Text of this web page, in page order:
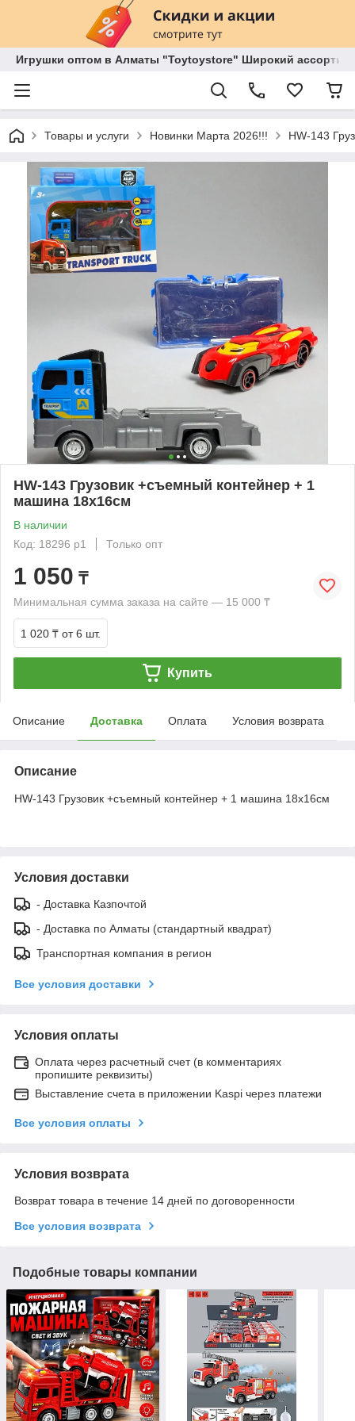
Игрушки оптом в Алматы "Toytoystore" Широкий
Товары и услуги Новинки Марта 2026!!! HW-143
HW-143 Грузовик +съемный контейнер + 1
машина 18х16см
В наличии
Код: 18296 р1
Только опт
1 050 ₸
Минимальная сумма заказа на сайте — 15 000 ₸
1 020 ₸ от 6 шт.
Купить
Описание Доставка Оплата Условия возврата
Описание
HW-143 Грузовик +съемный контейнер + 1 машина 18х16см
Условия доставки
- Доставка Казпочтой
- Доставка по Алматы (стандартный квадрат)
Транспортная компания в регион
Все условия доставки
Условия оплаты
Оплата через расчетный счет (в комментариях
пропишите реквизиты)
Выставление счета в приложении Kaspi через платежи
Все условия оплаты
Условия возврата
Возврат товара в течение 14 дней по договоренности
Все условия возврата
Подобные товары компании